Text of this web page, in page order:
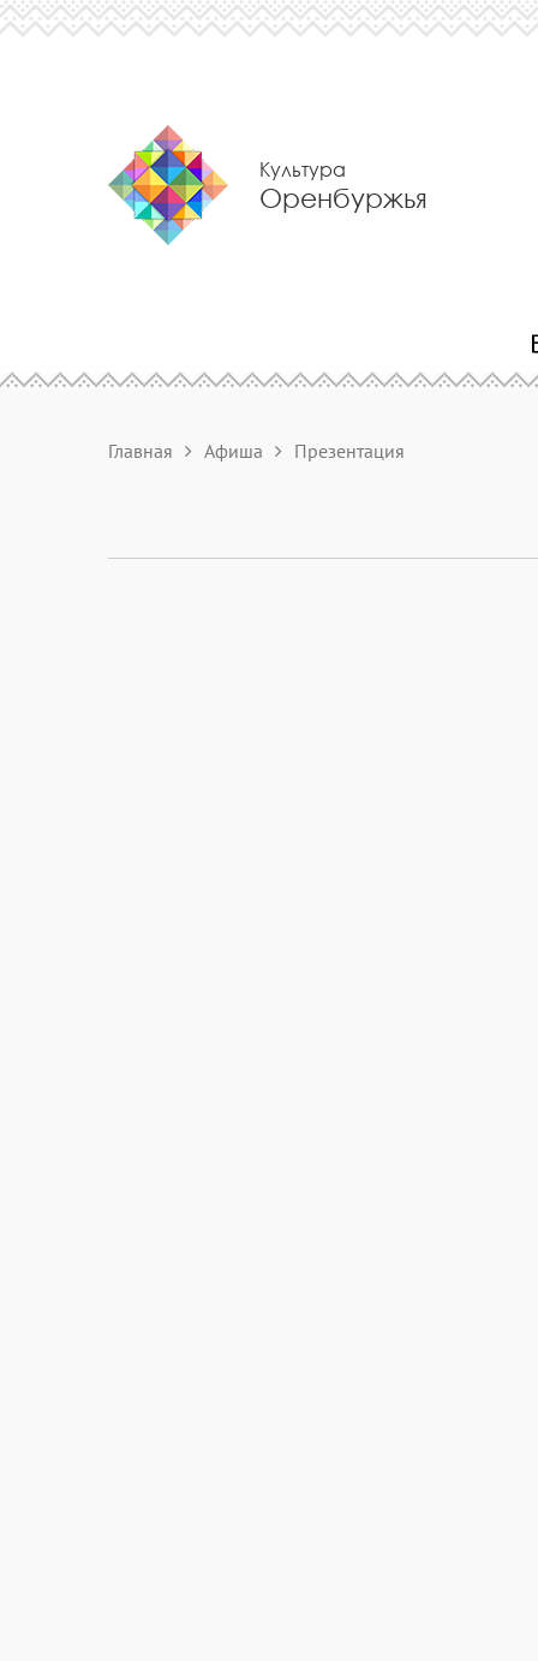
Культура
Оренбуржья
Главная Афиша Презентация